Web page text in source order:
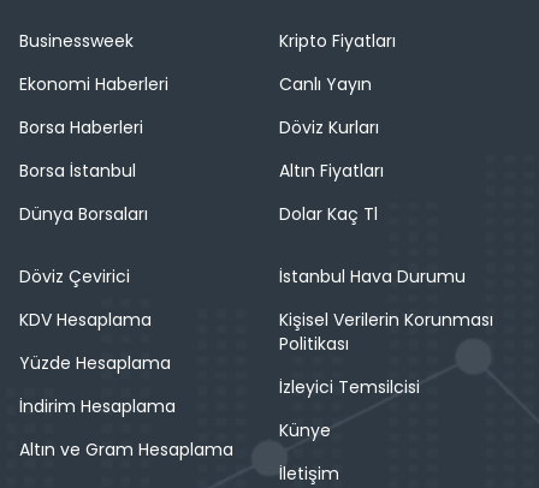
Businessweek
Ekonomi Haberleri
Borsa Haberleri
Borsa İstanbul
Dünya Borsaları
Kripto Fiyatları
Canlı Yayın
Döviz Kurları
Altın Fiyatları
Dolar Kaç Tl
Döviz Çevirici
KDV Hesaplama
Yüzde Hesaplama
İndirim Hesaplama
Altın ve Gram Hesaplama
İstanbul Hava Durumu
Kişisel Verilerin Korunması
Politikası
İzleyici Temsilcisi
Künye
İletişim